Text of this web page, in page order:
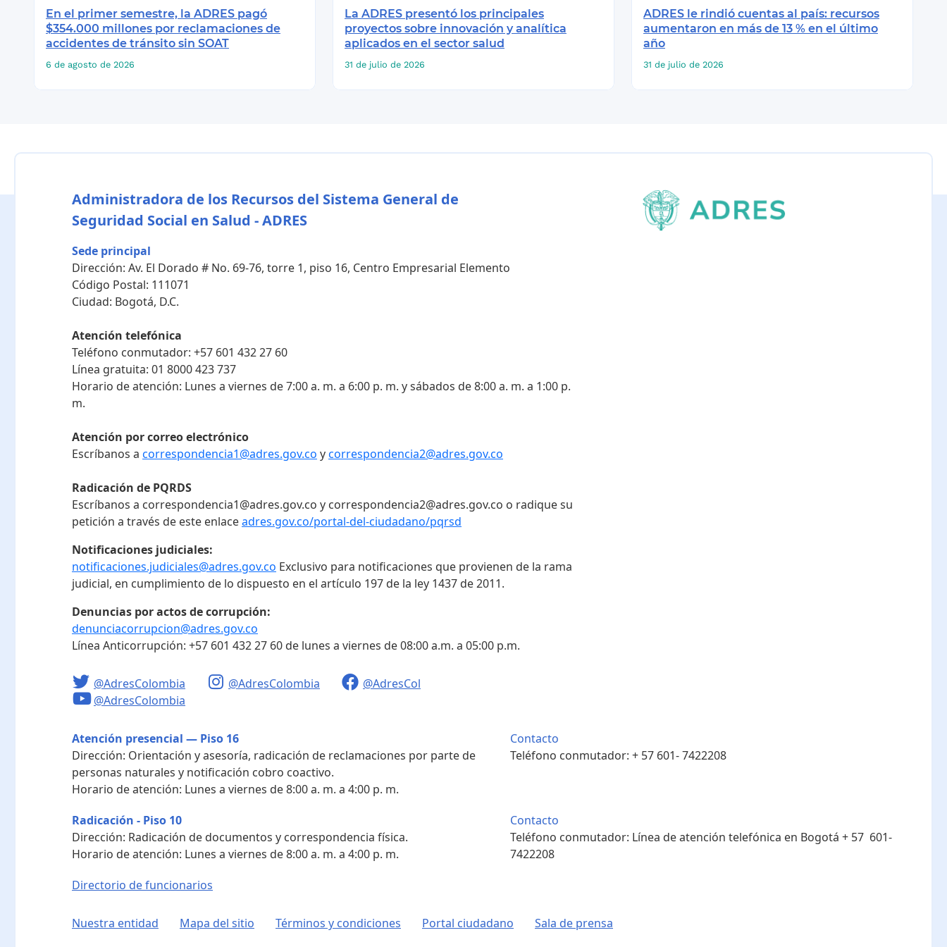
En el primer semestre, la ADRES pagó
$354.000 millones por reclamaciones de
accidentes de tránsito sin SOAT
6 de agosto de 2026
La ADRES presentó los principales
proyectos sobre innovación y analítica
aplicados en el sector salud
31 de julio de 2026
ADRES le rindió cuentas al país: recursos
aumentaron en más de 13 % en el último
año
31 de julio de 2026
Administradora de los Recursos del Sistema General de
Seguridad Social en Salud - ADRES
Sede principal
Dirección: Av. El Dorado # No. 69-76, torre 1, piso 16, Centro Empresarial Elemento
Código Postal: 111071
Ciudad: Bogotá, D.C.
Atención telefónica
Teléfono conmutador: +57 601 432 27 60
Línea gratuita: 01 8000 423 737
Horario de atención: Lunes a viernes de 7:00 a. m. a 6:00 p. m. y sábados de 8:00 a. m. a 1:00 p.
m.
Atención por correo electrónico
Escríbanos a correspondencia1@adres.gov.co ycorrespondencia2@adres.gov.co
Radicación de PQRDS
Escríbanos a correspondencia1@adres.gov.co y correspondencia2@adres.gov.co o radique su
petición a través de este enlaceadres.gov.co/portal-del-ciudadano/pqrsd
Notificaciones judiciales:
notificaciones.judiciales@adres.gov.co Exclusivo para notificaciones que provienen de la rama
judicial, en cumplimiento de lo dispuesto en el artículo 197 de la ley 1437 de 2011.
Denuncias por actos de corrupción:
denunciacorrupcion@adres.gov.co
Línea Anticorrupción: +57 601 432 27 60 de lunes a viernes de 08:00 a.m. a 05:00 p.m.
@AdresColombia @AdresColombia
@AdresCol
@AdresColombia
Atención presencial — Piso 16
Dirección: Orientación y asesoría, radicación de reclamaciones por parte de
personas naturales y notificación cobro coactivo.
Horario de atención: Lunes a viernes de 8:00 a. m. a 4:00 p. m.
Contacto
Teléfono conmutador: + 57 601- 7422208
Radicación - Piso 10
Dirección: Radicación de documentos y correspondencia física.
Horario de atención: Lunes a viernes de 8:00 a. m. a 4:00 p. m.
Contacto
Teléfono conmutador: Línea de atención telefónica en Bogotá ​+ 57 601-
7422208
Directorio de funcionarios
Nuestra entidad Mapa del sitio Términos y condiciones Portal ciudadano Sala de prensa